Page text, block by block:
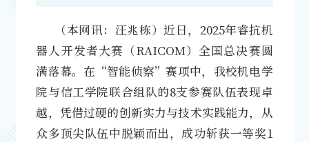
（本网讯：汪兆栋）近日，2025年睿抗机
器人开发者大赛（RAICOM）全国总决赛圆
满落幕。在“智能侦察”赛项中，我校机电学
院与信工学院联合组队的8支参赛队伍表现卓
越，凭借过硬的创新实力与技术实践能力，从
众多顶尖队伍中脱颖而出，成功斩获一等奖1